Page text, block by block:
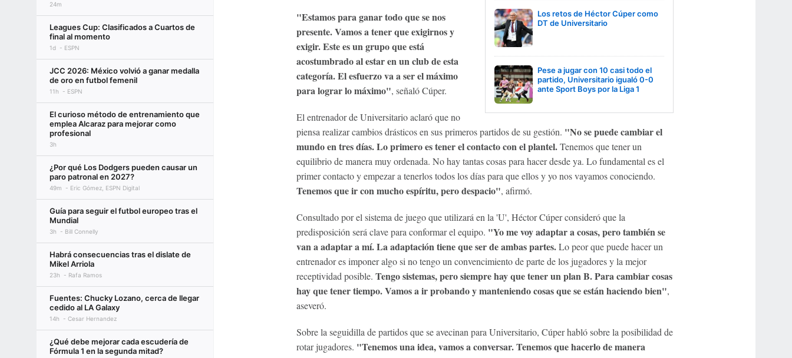
24m
Leagues Cup: Clasificados a Cuartos de
final al momento
1d ESPN
JCC 2026: México volvió a ganar medalla
de oro en futbol femenil
11h ESPN
El curioso método de entrenamiento que
emplea Alcaraz para mejorar como
profesional
3h
¿Por qué Los Dodgers pueden causar un
paro patronal en 2027?
49m Eric Gómez, ESPN Digital
Guía para seguir el futbol europeo tras el
Mundial
3h Bill Connelly
Habrá consecuencias tras el dislate de
Mikel Arriola
23h Rafa Ramos
Fuentes: Chucky Lozano, cerca de llegar
cedido al LA Galaxy
14h Cesar Hernandez
¿Qué debe mejorar cada escudería de
Fórmula 1 en la segunda mitad?
Los retos de Héctor Cúper como
DT de Universitario
Pese a jugar con 10 casi todo el
partido, Universitario igualó 0-0
ante Sport Boys por la Liga 1
"Estamos para ganar todo que se nos
presente. Vamos a tener que exigirnos y
exigir. Este es un grupo que está
acostumbrado al estar en un club de esta
categoría. El esfuerzo va a ser el máximo
para lograr lo máximo", señaló Cúper.
El entrenador de Universitario aclaró que no
piensa realizar cambios drásticos en sus primeros partidos de su gestión. "No se puede cambiar el
mundo en tres días. Lo primero es tener el contacto con el plantel.Tenemos que tener un
equilibrio de manera muy ordenada. No hay tantas cosas para hacer desde ya. Lo fundamental es el
primer contacto y empezar a tenerlos todos los días para que ellos y yo nos vayamos conociendo.
Tenemos que ir con mucho espíritu, pero despacio", afirmó.
Consultado por el sistema de juego que utilizará en la 'U', Héctor Cúper consideró que la
predisposición será clave para conformar el equipo. "Yo me voy adaptar a cosas, pero también se
van a adaptar a mí. La adaptación tiene que ser de ambas partes.Lo peor que puede hacer un
entrenador es imponer algo si no tengo un convencimiento de parte de los jugadores y la mejor
receptividad posible. Tengo sistemas, pero siempre hay que tener un plan B. Para cambiar cosas
hay que tener tiempo. Vamos a ir probando y manteniendo cosas que se están haciendo bien",
aseveró.
Sobre la seguidilla de partidos que se avecinan para Universitario, Cúper habló sobre la posibilidad de
rotar jugadores. "Tenemos una idea, vamos a conversar. Tenemos que hacerlo de manera